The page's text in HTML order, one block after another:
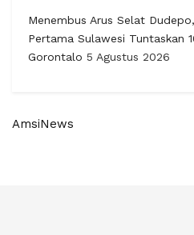
Menembus Arus Selat
Pertama Sulawesi Tuntaskan
Gorontalo 5 Agustus 2026
AmsiNews